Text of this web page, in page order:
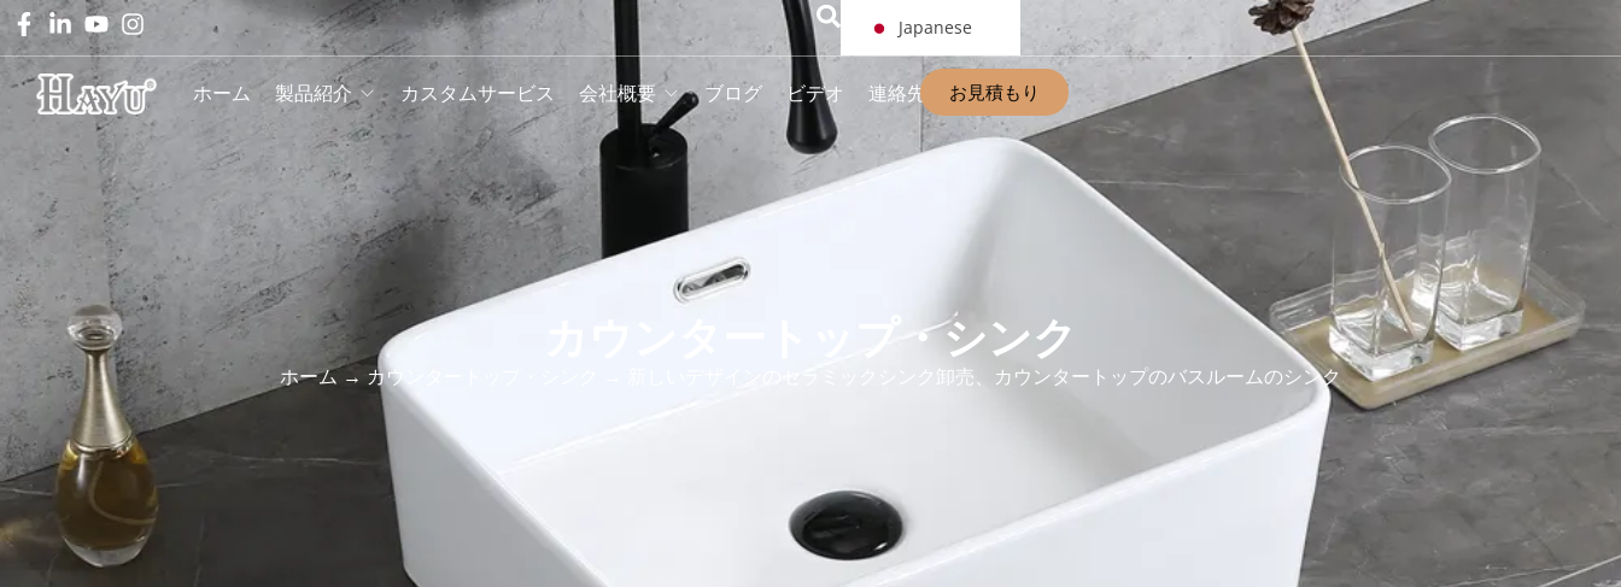
Japanese
ホーム 製品紹介 カスタムサービス 会社概要 ブログ ビデオ 連絡先 お見積もり
カウンタートップ・シンク
ホーム → カウンタートップ・シンク → 新しいデザインのセラミックシンク卸売、カウンタートップのバスルームのシンク